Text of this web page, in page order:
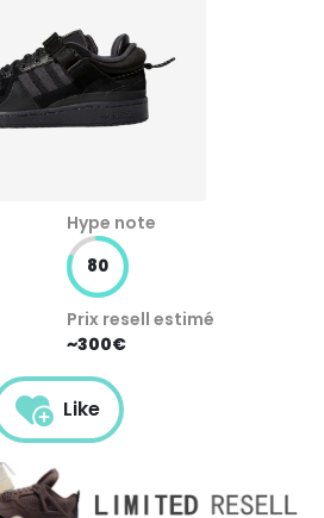
Hype note
80
Prix resell estimé
~300€
Like